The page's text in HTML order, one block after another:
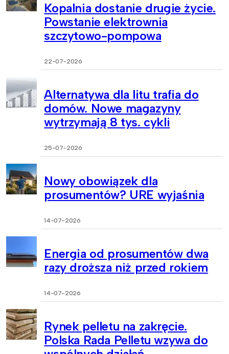
Kopalnia dostanie drugie życie.
Powstanie elektrownia
szczytowo-pompowa
22-07-2026
Alternatywa dla litu trafia do
domów. Nowe magazyny
wytrzymają 8 tys. cykli
25-07-2026
Nowy obowiązek dla
prosumentów? URE wyjaśnia
14-07-2026
Energia od prosumentów dwa
razy droższa niż przed rokiem
14-07-2026
Rynek pelletu na zakręcie.
Polska Rada Pelletu wzywa do